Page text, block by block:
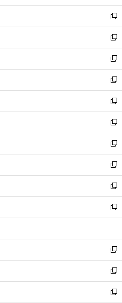
開
く
ウ
で
開
く
ン
ド
ウ
で
開
く
ウ
ィ
ン
ド
ウ
で
開
く
新
し
い
ウ
ィ
ン
ド
ウ
で
開
く
新
し
い
ウ
ィ
ン
ド
ウ
で
開
く
新
し
い
ウ
ィ
ン
ド
ウ
で
開
く
新
し
い
ウ
ィ
ン
ド
ウ
で
開
く
新
し
い
ウ
ィ
ン
ド
ウ
で
開
く
新
し
い
ウ
ィ
ン
ド
ウ
で
開
新
し
い
ウ
ィ
ン
ド
ウ
開
く
新
し
い
ウ
ィ
ン
ウ
で
開
く
新
し
い
ウ
ン
ド
ウ
で
開
く
新
し
ウ
ィ
ン
ド
ウ
で
新
し
い
ウ
ィ
新
し
い
新